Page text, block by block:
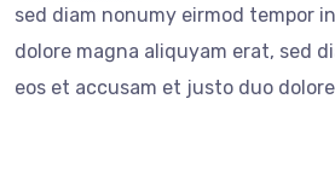
sed diam nonumy eirmod tempor
dolore magna aliquyam erat, sed
eos et accusam et justo duo